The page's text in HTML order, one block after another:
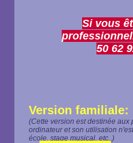
Si vous
50 62
Version familiale:
(Cette version est destinée
ordinateur et son utilisation
école, stage musical, etc..)